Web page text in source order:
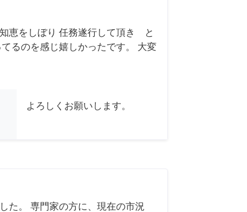
をしぼり 任務遂行して頂き と
るのを感じ嬉しかったです。 大変
よろしくお願いします。
た。 専門家の方に、現在の市況